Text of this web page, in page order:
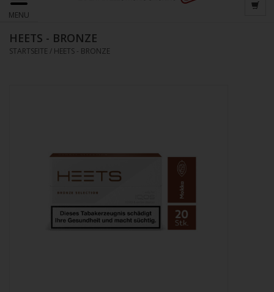
MENU
HEETS - BRONZE
STARTSEITE / HEETS - BRONZE